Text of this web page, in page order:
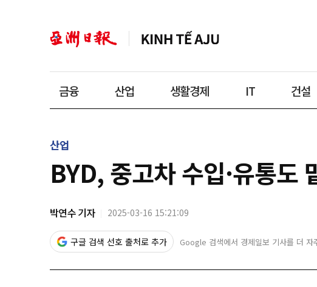
금융 산업 생활경제 IT 건설
산업
BYD, 중고차 수입·유통
박연수 기자 2025-03-16 15:21:09
구글 검색 선호 출처로 추가 Google 검색에서 경제일보 기사를 더 자